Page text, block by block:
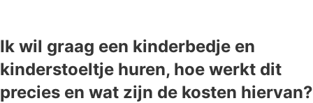
Ik wil graag een kinderbedje en
kinderstoeltje huren, hoe werkt dit
precies en wat zijn de kosten hiervan?